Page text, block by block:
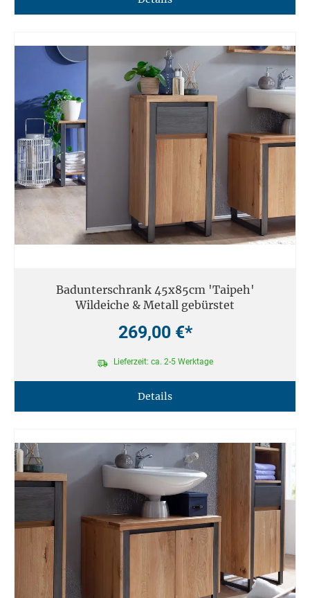
Badunterschrank 45x85cm 'Taipeh'
Wildeiche & Metall gebürstet
269,00 €*
Lieferzeit: ca. 2-5 Werktage
Details